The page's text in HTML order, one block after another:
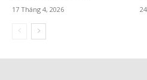
17 Tháng 4, 2026